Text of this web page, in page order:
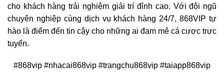
cho khách hàng trải nghiệm giải trí đỉnh cao. Với đội ngũ
chuyên nghiệp cùng dịch vụ khách hàng 24/7, 868VIP tự
hào là điểm đến tin cậy cho những ai đam mê cá cược trực
tuyến.
#868vip #nhacai868vip #trangchu868vip #taiapp868vip